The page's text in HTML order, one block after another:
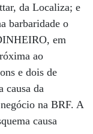
da Localiza; e
barbaridade o
em
ao
e dois de
causa da
na BRF. A
causa